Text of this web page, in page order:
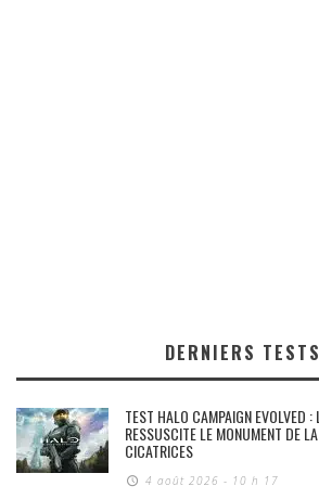
DERNIERS TESTS
TEST HALO CAMPAIGN EVOLVED :
RESSUSCITE LE MONUMENT DE
CICATRICES
4 août 2026 - 10 h 17